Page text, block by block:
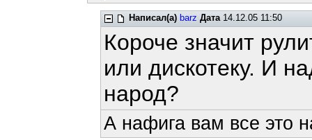
Написал(а) barz Дата14.12.05 11:50
Короче значит
или дискотеку. И
народ?
А нафига вам все это